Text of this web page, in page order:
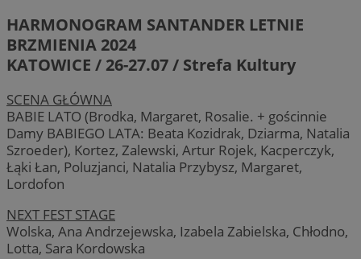
HARMONOGRAM SANTANDER LETNIE
BRZMIENIA 2024
KATOWICE / 26-27.07 / Strefa Kultury
SCENA GŁÓWNA
BABIE LATO (Brodka, Margaret, Rosalie. + gościnnie
Damy BABIEGO LATA: Beata Kozidrak, Dziarma, Natalia
Szroeder), Kortez, Zalewski, Artur Rojek, Kacperczyk,
Łąki Łan, Poluzjanci, Natalia Przybysz, Margaret,
Lordofon
NEXT FEST STAGE
Wolska, Ana Andrzejewska, Izabela Zabielska, Chłodno,
Lotta, Sara Kordowska